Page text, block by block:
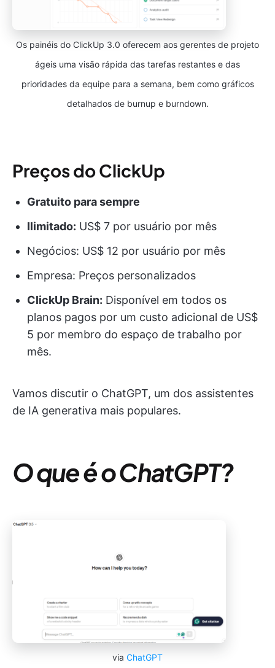
Os painéis do ClickUp 3.0 oferecem aos gerentes de projeto
ágeis uma visão rápida das tarefas restantes e das
prioridades da equipe para a semana, bem como gráficos
detalhados de burnup e burndown.
Preços do ClickUp
Gratuito para sempre
Ilimitado: US$ 7 por usuário por mês
Negócios: US$ 12 por usuário por mês
Empresa: Preços personalizados
ClickUp Brain: Disponível em todos os
planos pagos por um custo adicional de US$
5 por membro do espaço de trabalho por
mês.
Vamos discutir o ChatGPT, um dos assistentes
de IA generativa mais populares.
O que é o ChatGPT?
via ChatGPT